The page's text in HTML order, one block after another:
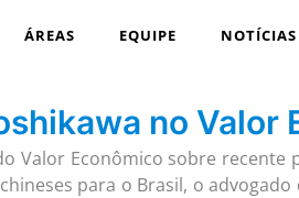
ÁREAS EQUIPE NOTÍCIAS
no Valor
Valor Econômico sobre recente
para o Brasil, o advogado